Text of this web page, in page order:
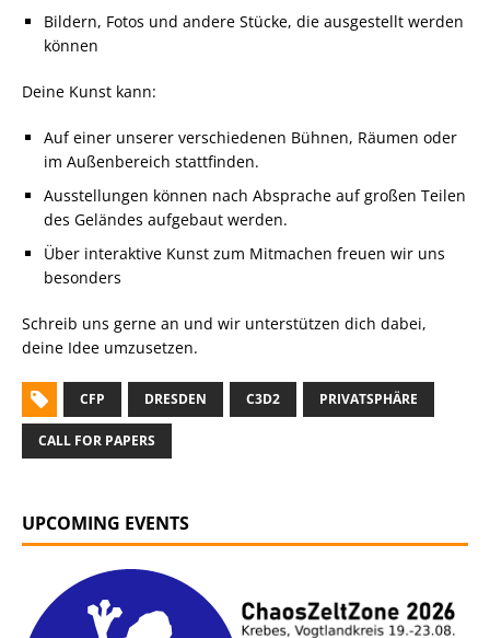
Bildern, Fotos und andere Stücke, die ausgestellt werden
können
Deine Kunst kann:
Auf einer unserer verschiedenen Bühnen, Räumen oder
im Außenbereich stattfinden.
Ausstellungen können nach Absprache auf großen Teilen
des Geländes aufgebaut werden.
Über interaktive Kunst zum Mitmachen freuen wir uns
besonders
Schreib uns gerne an und wir unterstützen dich dabei,
deine Idee umzusetzen.
CFP DRESDEN C3D2 PRIVATSPHÄRE
CALL FOR PAPERS
UPCOMING EVENTS